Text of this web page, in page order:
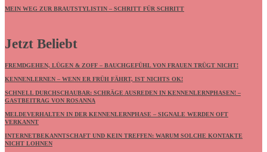
MEIN WEG ZUR BRAUTSTYLISTIN – SCHRITT FÜR SCHRITT
Jetzt Beliebt
FREMDGEHEN, LÜGEN & ZOFF – BAUCHGEFÜHL VON FRAUEN TRÜGT NICHT!
KENNENLERNEN – WENN ER FRÜH FÄHRT, IST NICHTS OK!
SCHNELL DURCHSCHAUBAR: SCHRÄGE AUSREDEN IN KENNENLERNPHASEN! –
GASTBEITRAG VON ROSANNA
MELDEVERHALTEN IN DER KENNENLERNPHASE – SIGNALE WERDEN OFT
VERKANNT
INTERNETBEKANNTSCHAFT UND KEIN TREFFEN: WARUM SOLCHE KONTAKTE
NICHT LOHNEN